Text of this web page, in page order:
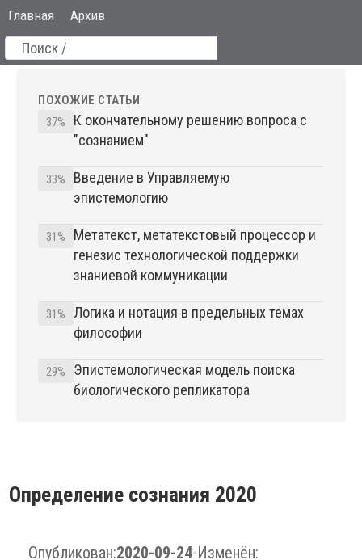
Главная Архив
ПОХОЖИЕ СТАТЬИ
37%
К окончательному решению вопроса с
"сознанием"
33%
Введение в Управляемую
эпистемологию
31%
Метатекст, метатекстовый процессор и
генезис технологической поддержки
знаниевой коммуникации
31%
Логика и нотация в предельных темах
философии
29%
Эпистемологическая модель поиска
биологического репликатора
Определение сознания 2020
Опубликован:2020-09-24•Изменён: